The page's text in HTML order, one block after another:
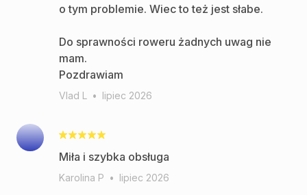
o tym problemie. Wiec to też jest słabe.
Do sprawności roweru żadnych uwag nie
mam.
Pozdrawiam
Vlad L • lipiec 2026
Miła i szybka obsługa
Karolina P • lipiec 2026